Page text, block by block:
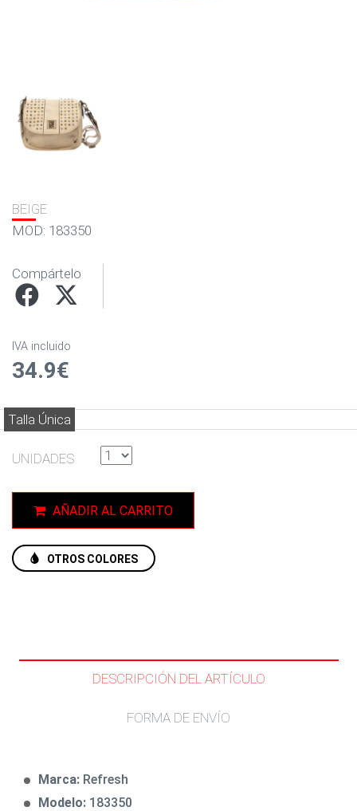
BEIGE
MOD: 183350
Compártelo
IVA incluido
34.9€
Talla Única
UNIDADES
AÑADIR AL CARRITO
OTROS COLORES
DESCRIPCIÓN DEL ARTÍCULO
FORMA DE ENVÍO
Marca: Refresh
Modelo: 183350